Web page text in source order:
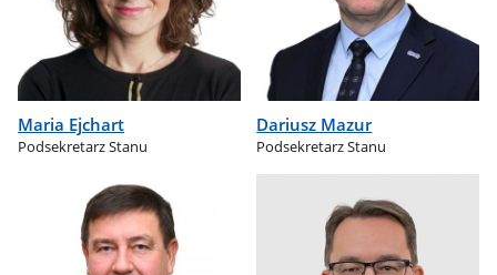
Maria Ejchart
Podsekretarz Stanu
Dariusz Mazur
Podsekretarz Stanu